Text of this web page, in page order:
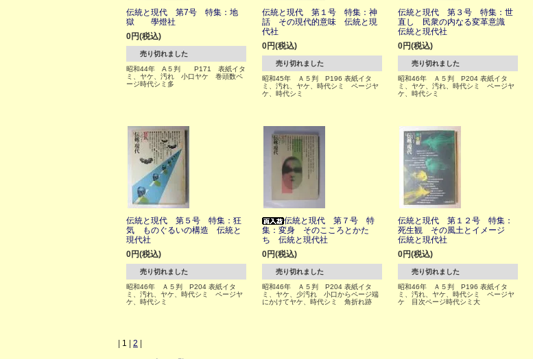
伝統と現代 第7号 特集：地
獄 學燈社
0円(税込)
売り切れました
昭和44年 A５判 P171 表紙イタ
ミ、ヤケ、汚れ 小口ヤケ 巻頭数ペ
ージ時代シミ多
伝統と現代 第１号 特集：神
話 その現代的意味 伝統と現
代社
0円(税込)
売り切れました
昭和45年 Ａ５判 P196 表紙イタ
ミ、汚れ、ヤケ、時代シミ ページヤ
ケ、時代シミ
伝統と現代 第３号 特集：世
直し 民衆の内なる変革意識
伝統と現代社
0円(税込)
売り切れました
昭和46年 Ａ５判 P204 表紙イタ
ミ、ヤケ、汚れ、時代シミ ページヤ
ケ、時代シミ
伝統と現代 第５号 特集：狂
気 ものぐるいの構造 伝統と
現代社
0円(税込)
売り切れました
昭和46年 Ａ５判 P204 表紙イタ
ミ、汚れ、ヤケ、時代シミ ページヤ
ケ、時代シミ
伝統と現代 第７号 特
集：変身 そのこころとかた
ち 伝統と現代社
0円(税込)
売り切れました
昭和46年 Ａ５判 P204 表紙イタ
ミ、ヤケ、少汚れ 小口からページ端
にかけてヤケ、時代シミ 角折れ跡
伝統と現代 第１２号 特集：
死生観 その風土とイメージ
伝統と現代社
0円(税込)
売り切れました
昭和46年 Ａ５判 P196 表紙イタ
ミ、汚れ、ヤケ、時代シミ ページヤ
ケ 目次ページ時代シミ大
1 2